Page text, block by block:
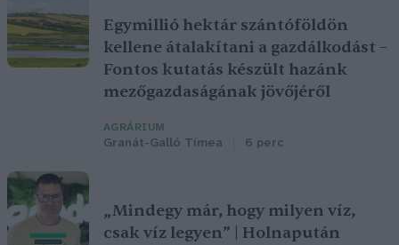
Egymillió hektár szántóföldön
kellene átalakítani a gazdálkodást –
Fontos kutatás készült hazánk
mezőgazdaságának jövőjéről
AGRÁRIUM
Granát-Galló Tímea 6 perc
„Mindegy már, hogy milyen víz,
csak víz legyen” | Holnapután